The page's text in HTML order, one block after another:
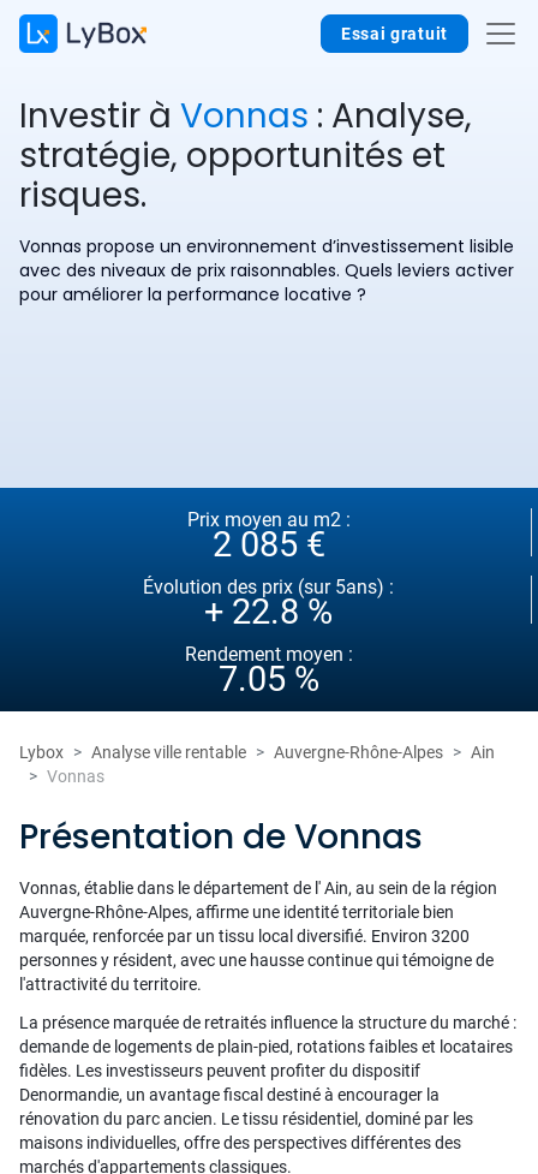
Essai gratuit
Investir à Vonnas : Analyse,
stratégie, opportunités et
risques.
Vonnas propose un environnement d’investissement lisible
avec des niveaux de prix raisonnables. Quels leviers activer
pour améliorer la performance locative ?
Prix moyen au m2 :
2 085 €
Évolution des prix (sur 5ans) :
+ 22.8 %
Rendement moyen :
7.05 %
Lybox Analyse ville rentable Auvergne-Rhône-Alpes
Ain
Vonnas
Présentation de Vonnas
Vonnas, établie dans le département de l' Ain, au sein de la région
Auvergne-Rhône-Alpes, affirme une identité territoriale bien
marquée, renforcée par un tissu local diversifié. Environ 3200
personnes y résident, avec une hausse continue qui témoigne de
l'attractivité du territoire.
La présence marquée de retraités influence la structure du marché :
demande de logements de plain-pied, rotations faibles et locataires
fidèles. Les investisseurs peuvent profiter du dispositif
Denormandie, un avantage fiscal destiné à encourager la
rénovation du parc ancien. Le tissu résidentiel, dominé par les
maisons individuelles, offre des perspectives différentes des
marchés d'appartements classiques.